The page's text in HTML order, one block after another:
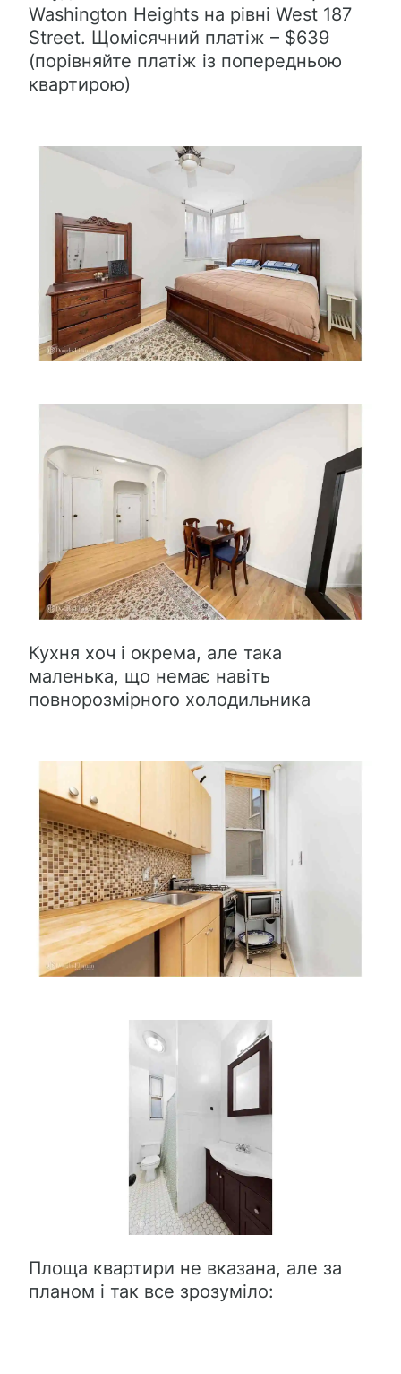
Washington Heights на рівні West 187
Street. Щомісячний платіж – $639
(порівняйте платіж із попередньою
квартирою)
Кухня хоч і окрема, але така
маленька, що немає навіть
повнорозмірного холодильника
Площа квартири не вказана, але за
планом і так все зрозуміло: